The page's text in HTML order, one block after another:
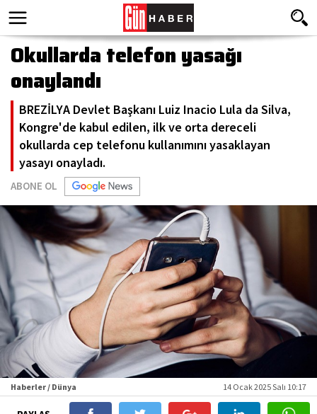
Okullarda telefon yasağı
onaylandı
BREZİLYA Devlet Başkanı Luiz Inacio Lula da Silva,
Kongre'de kabul edilen, ilk ve orta dereceli
okullarda cep telefonu kullanımını yasaklayan
yasayı onayladı.
ABONE OL
Haberler / Dünya 14 Ocak 2025 Salı 10:17